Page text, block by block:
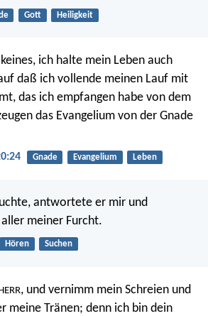
Gott Heiligkeit
ich halte mein Leben auch
daß ich vollende meinen Lauf mit
das ich empfangen habe von dem
das Evangelium von der Gnade
Gnade Evangelium Leben
antwortete er mir und
meiner Furcht.
Hören Suchen
, und vernimm mein Schreien und
meine Tränen; denn ich bin dein